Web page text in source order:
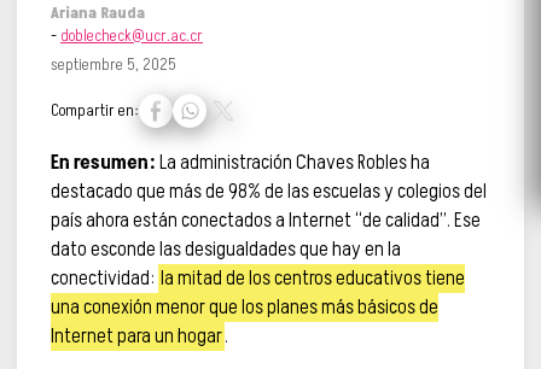
Ariana Rauda
- doblecheck@ucr.ac.cr
septiembre 5, 2025
Compartir en:
En resumen:La administración Chaves Robles ha
destacado que más de 98% de las escuelas y colegios del
país ahora están conectados a Internet “de calidad”. Ese
dato esconde las desigualdades que hay en la
conectividad: la mitad de los centros educativos tiene
una conexión menor que los planes más básicos de
Internet para un hogar.